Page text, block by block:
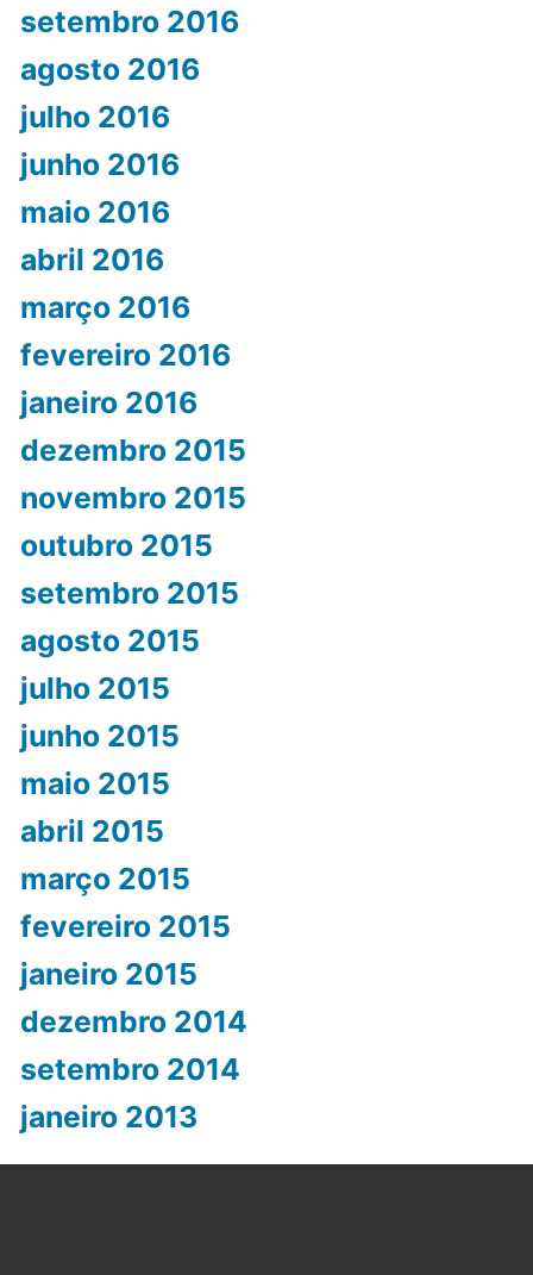
setembro 2016
agosto 2016
julho 2016
junho 2016
maio 2016
abril 2016
março 2016
fevereiro 2016
janeiro 2016
dezembro 2015
novembro 2015
outubro 2015
setembro 2015
agosto 2015
julho 2015
junho 2015
maio 2015
abril 2015
março 2015
fevereiro 2015
janeiro 2015
dezembro 2014
setembro 2014
janeiro 2013